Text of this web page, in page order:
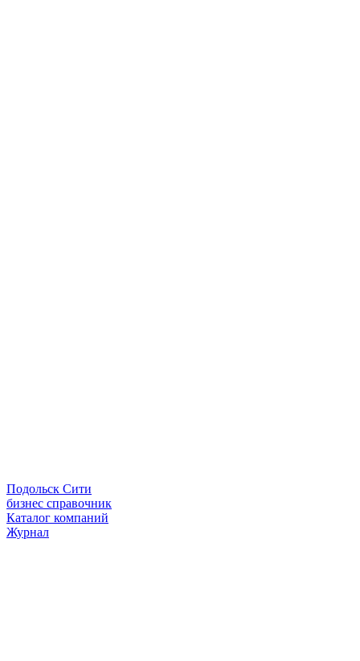
Подольск Сити
бизнес справочник
Каталог компаний
Журнал